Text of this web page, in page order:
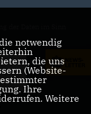
der Daten im Sinn
⇗
notwendig
die uns
(Website-
Ihre
Weitere